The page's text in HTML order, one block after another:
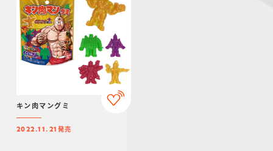
キン肉マングミ
2022.11.21 発売